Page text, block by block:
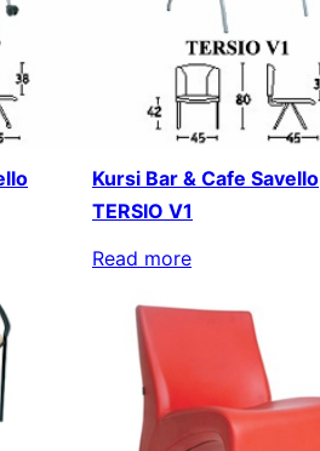
Kursi Bar & Cafe Savello
TERSIO V1
Read more